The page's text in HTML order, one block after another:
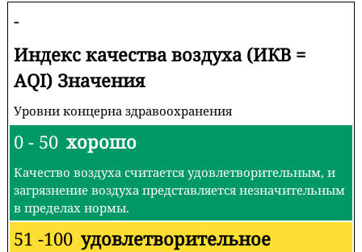
-
Индекс качества воздуха (ИКВ =
AQI) Значения
Уровни концерна здравоохранения
0 - 50 хорошо
Качество воздуха считается удовлетворительным, и
загрязнение воздуха представляется незначительным
в пределах нормы.
51 -100 удовлетворительное